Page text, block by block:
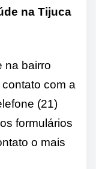
na Tijuca
na bairro
com a
(21)
formulários
o mais